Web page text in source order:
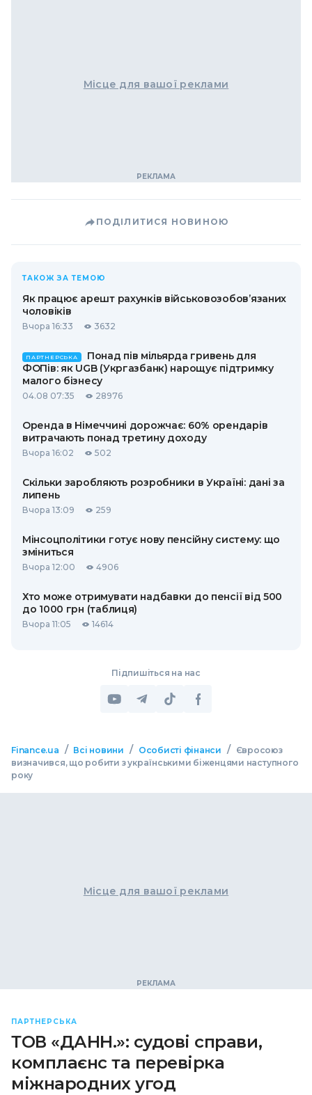
Місце для вашої реклами
ПОДІЛИТИСЯ НОВИНОЮ
ТАКОЖ ЗА ТЕМОЮ
Як працює арешт рахунків військовозобов’язаних
чоловіків
Вчора 16:33 3632
ПАРТНЕРСЬКА
Понад пів мільярда гривень для
ФОПів: як UGB (Укргазбанк) нарощує підтримку
малого бізнесу
04.08 07:35 28976
Оренда в Німеччині дорожчає: 60% орендарів
витрачають понад третину доходу
Вчора 16:02 502
Скільки заробляють розробники в Україні: дані за
липень
Вчора 13:09 259
Мінсоцполітики готує нову пенсійну систему: що
зміниться
Вчора 12:00 4906
Хто може отримувати надбавки до пенсії від 500
до 1000 грн (таблиця)
Вчора 11:05 14614
Підпишіться на нас
Finance.ua / Всі новини / Особисті фінанси /
Євросоюз
визначився, що робити з українськими біженцями наступного
року
Місце для вашої реклами
ПАРТНЕРСЬКА
ТОВ «ДАНН.»: судові справи,
комплаєнс та перевірка
міжнародних угод